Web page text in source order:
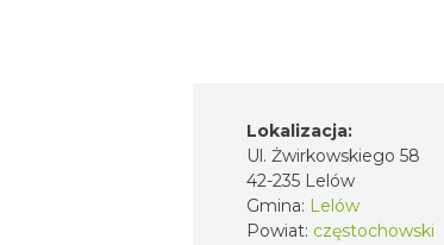
Lokalizacja:
Ul. Żwirkowskiego 58
42-235 Lelów
Gmina: Lelów
Powiat: częstochowski